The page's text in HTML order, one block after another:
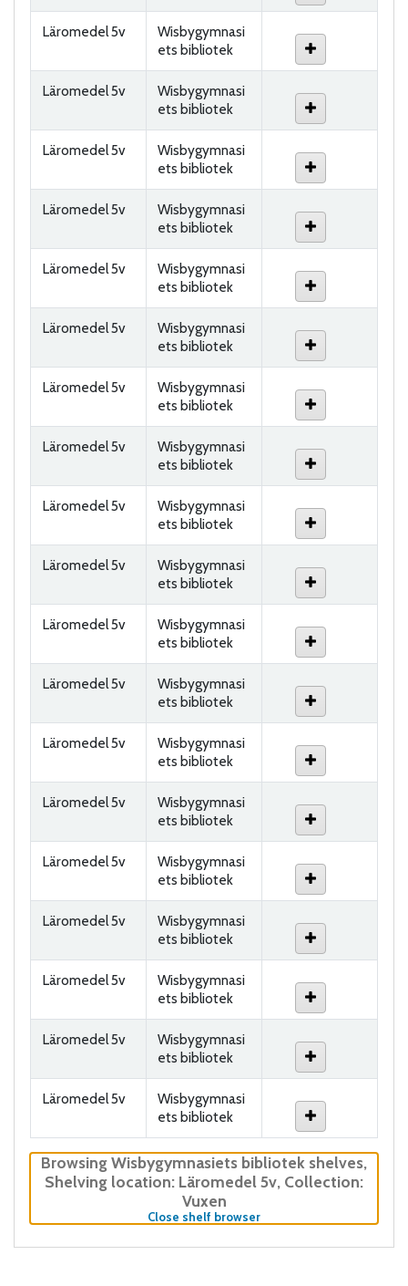
Läromedel 5v
Wisbygymnasi
ets bibliotek
Läromedel 5v
Wisbygymnasi
ets bibliotek
Läromedel 5v
Wisbygymnasi
ets bibliotek
Läromedel 5v
Wisbygymnasi
ets bibliotek
Läromedel 5v
Wisbygymnasi
ets bibliotek
Läromedel 5v
Wisbygymnasi
ets bibliotek
Läromedel 5v
Wisbygymnasi
ets bibliotek
Läromedel 5v
Wisbygymnasi
ets bibliotek
Läromedel 5v
Wisbygymnasi
ets bibliotek
Läromedel 5v
Wisbygymnasi
ets bibliotek
Läromedel 5v
Wisbygymnasi
ets bibliotek
Läromedel 5v
Wisbygymnasi
ets bibliotek
Läromedel 5v
Wisbygymnasi
ets bibliotek
Läromedel 5v
Wisbygymnasi
ets bibliotek
Läromedel 5v
Wisbygymnasi
ets bibliotek
Läromedel 5v
Wisbygymnasi
ets bibliotek
Läromedel 5v
Wisbygymnasi
ets bibliotek
Läromedel 5v
Wisbygymnasi
ets bibliotek
Läromedel 5v
Wisbygymnasi
ets bibliotek
Browsing Wisbygymnasiets bibliotek shelves,
Shelving location: Läromedel 5v, Collection:
Vuxen
Close shelf browser(Hides shelf browser)